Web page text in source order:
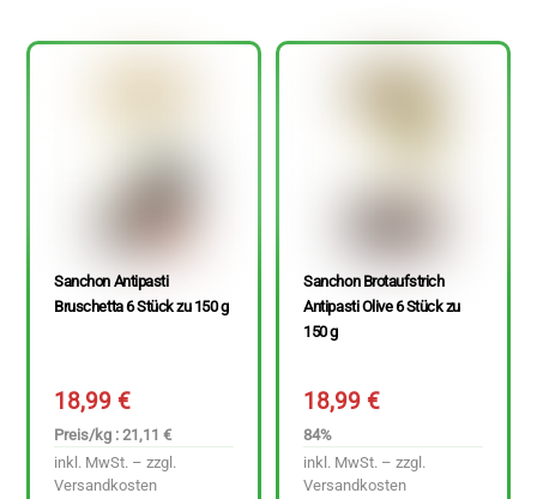
Sanchon Antipasti
Bruschetta 6 Stück zu 150 g
18,99€
Preis/kg : 21,11 €
inkl. MwSt. – zzgl.
Versandkosten
Sanchon Brotaufstrich
Antipasti Olive 6 Stück zu
150 g
18,99€
84%
inkl. MwSt. – zzgl.
Versandkosten